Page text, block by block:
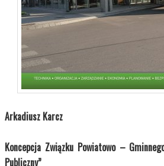
Arkadiusz Karcz
Koncepcja Związku Powiatowo –
Publiczny”